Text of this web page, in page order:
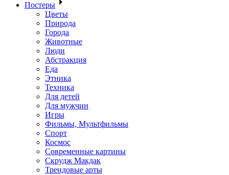
Постеры
Цветы
Природа
Города
Животные
Люди
Абстракция
Еда
Этника
Техника
Для детей
Для мужчин
Игры
Фильмы, Мультфильмы
Спорт
Космос
Современные картины
Скрудж Макдак
Трендовые арты